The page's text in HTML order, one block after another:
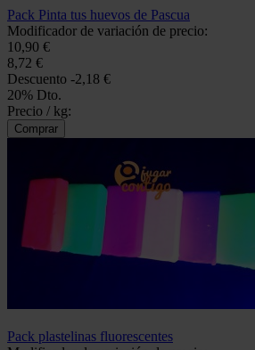
Pack Pinta tus huevos de Pascua
Modificador de variación de precio:
10,90 €
8,72 €
Descuento -2,18 €
20% Dto.
Precio / kg:
Pack plastelinas fluorescentes